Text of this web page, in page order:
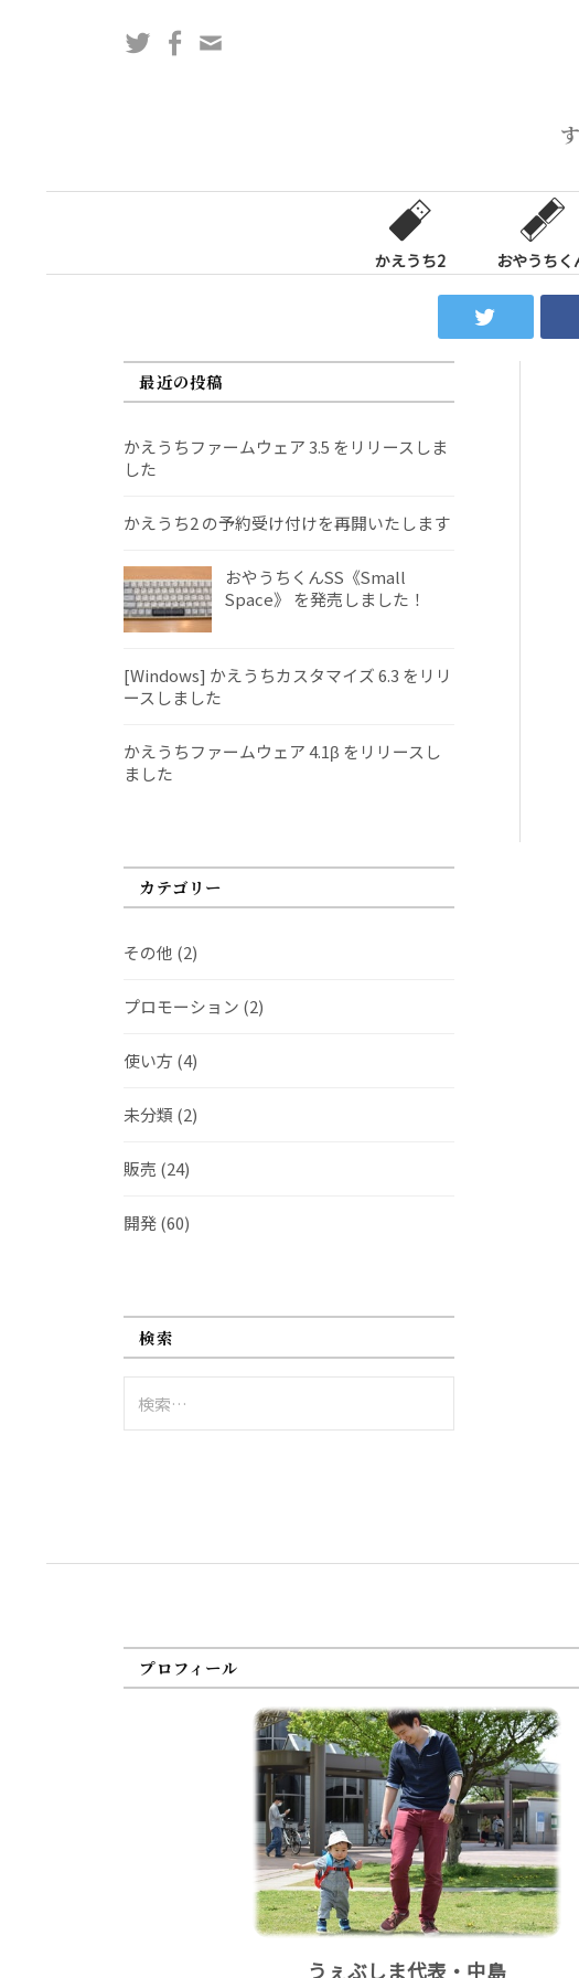
ス
TwitterFacebook
かえうち2 おやうちく
最近の投稿
かえうちファームウェア 3.5 をリリースしま
した
かえうち2 の予約受け付けを再開いたします
おやうちくんSS《Small
Space》 を発売しました！
[Windows] かえうちカスタマイズ 6.3 をリリ
ースしました
かえうちファームウェア 4.1β をリリースし
ました
カテゴリー
その他 (2)
プロモーション (2)
使い方 (4)
未分類 (2)
販売 (24)
開発(60)
検索
索:
プロフィール
うぇぶしま代表・中島